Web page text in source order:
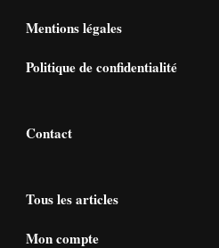
Mentions légales
Politique de confidentialité
Contact
Tous les articles
Mon compte